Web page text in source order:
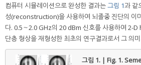
컴퓨터 시뮬레이션으로 완성한 결과는그림 1과 같
성(reconstruction)을 사용하여 뇌졸중 진단의 이
다. 0.5～2.0 GHz의 20 dBm 신호를 사용하여 2-
단층 형상을 재형성한 최초의 연구결과로서 그 의
그림 1. | Fig. 1.